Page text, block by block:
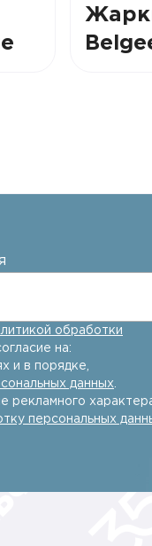
обработки
на:
и в порядке,
данных
рекламного
персональных